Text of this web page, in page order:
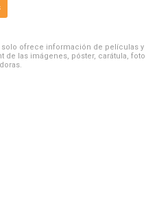
solo ofrece información de películas
de las imágenes, póster, carátula,